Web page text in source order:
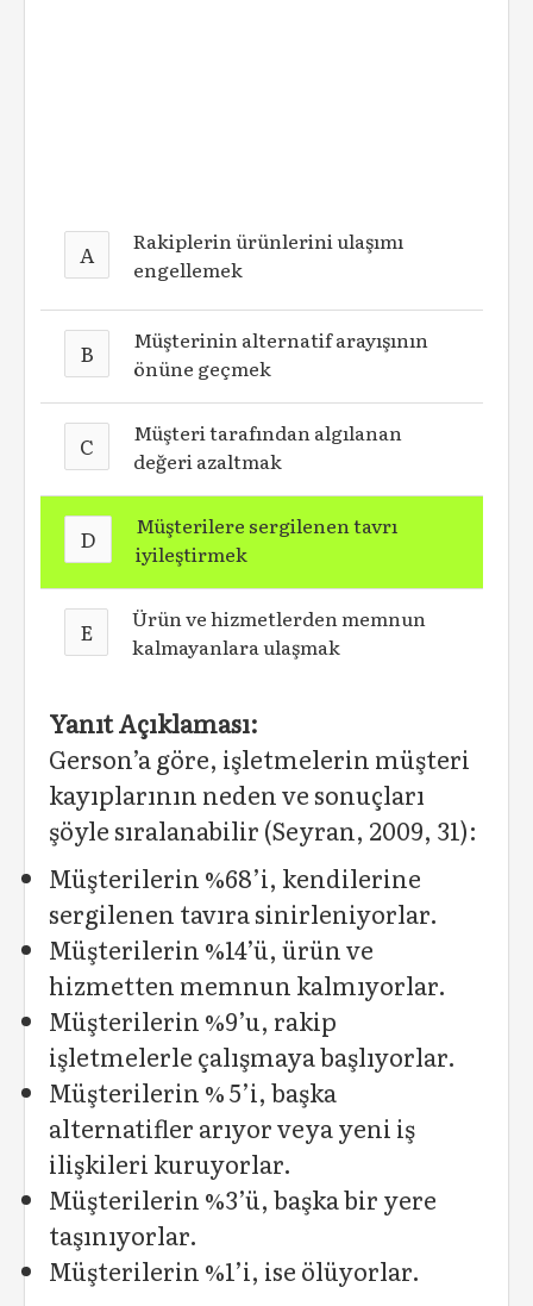
A
Rakiplerin ürünlerini ulaşımı
engellemek
B
Müşterinin alternatif arayışının
önüne geçmek
C
Müşteri tarafından algılanan
değeri azaltmak
D
Müşterilere sergilenen tavrı
iyileştirmek
E
Ürün ve hizmetlerden memnun
kalmayanlara ulaşmak
Yanıt Açıklaması:
Gerson’a göre, işletmelerin müşteri
kayıplarının neden ve sonuçları
şöyle sıralanabilir (Seyran, 2009, 31):
Müşterilerin %68’i, kendilerine
sergilenen tavıra sinirleniyorlar.
Müşterilerin %14’ü, ürün ve
hizmetten memnun kalmıyorlar.
Müşterilerin %9’u, rakip
işletmelerle çalışmaya başlıyorlar.
Müşterilerin % 5’i, başka
alternatifler arıyor veya yeni iş
ilişkileri kuruyorlar.
Müşterilerin %3’ü, başka bir yere
taşınıyorlar.
Müşterilerin %1’i, ise ölüyorlar.